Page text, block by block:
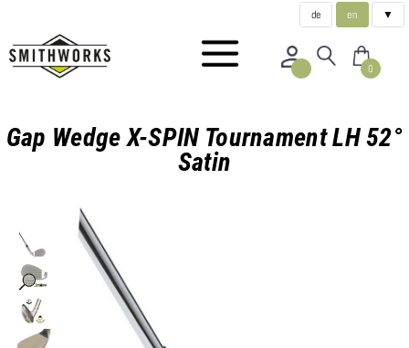
de en ▼
0
Gap Wedge X-SPIN Tournament LH 52°
Satin